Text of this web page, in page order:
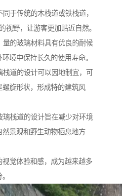
于传统的木栈道或铁栈道，
视野，让游客更加贴近自然。
的玻璃材料具有优良的耐候
境中保持长久的使用寿命。
道的设计可以因地制宜，可
旋形状，形成特的建筑风
栈道的设计旨在减少对环境
景观和野生动物栖息地方
觉体验和感，成为越来越多